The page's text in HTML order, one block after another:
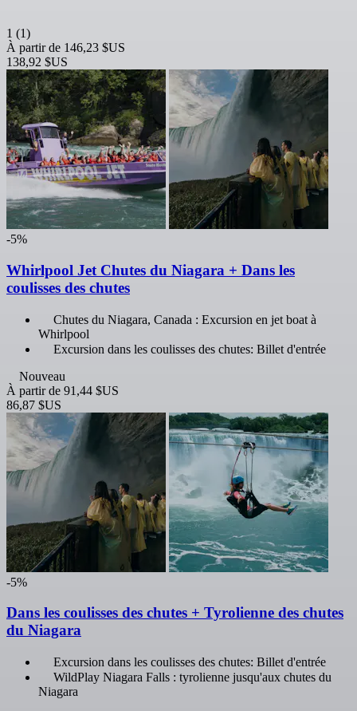
1 (1)
À partir de 146,23 $US
138,92 $US
-5%
Whirlpool Jet Chutes du Niagara + Dans les
coulisses des chutes
Chutes du Niagara, Canada : Excursion en jet boat à
Whirlpool
Excursion dans les coulisses des chutes: Billet d'entrée
Nouveau
À partir de 91,44 $US
86,87 $US
-5%
Dans les coulisses des chutes + Tyrolienne des chutes
du Niagara
Excursion dans les coulisses des chutes: Billet d'entrée
WildPlay Niagara Falls : tyrolienne jusqu'aux chutes du
Niagara